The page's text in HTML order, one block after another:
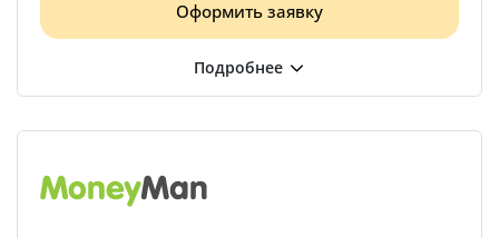
Оформить заявку